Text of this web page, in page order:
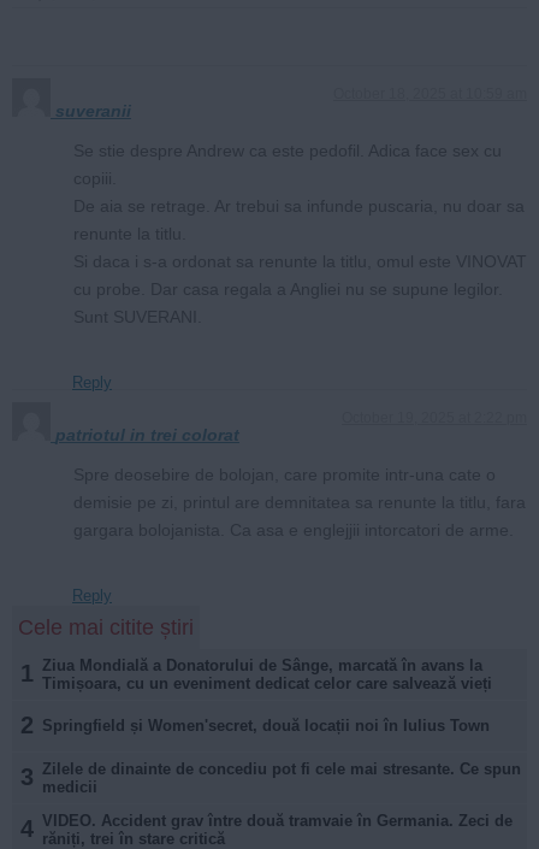
suveranii
Reply
patriotul in trei colorat
Reply
Cele mai citite știri
1 Ziua Mondială a Donatorului de Sânge, marcată în avans la
Timișoara, cu un eveniment dedicat celor care salvează vieți
2 Springfield și Women'secret, două locații noi în Iulius Town
3 Zilele de dinainte de concediu pot fi cele mai stresante. Ce spun
medicii
4 VIDEO. Accident grav între două tramvaie în Germania. Zeci de
răniți, trei în stare critică